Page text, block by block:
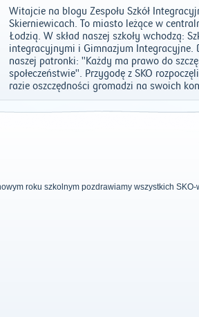
Witajcie na blogu Zespołu Szkół
Skierniewicach. To miasto leżące w
Łodzią. W skład naszej szkoły wchodzą:
integracyjnymi i Gimnazjum Integracyjne.
naszej patronki: "Każdy ma prawo do
społeczeństwie". Przygodę z SKO
razie oszczędności gromadzi na swoich
roku szkolnym pozdrawiamy wszystkich